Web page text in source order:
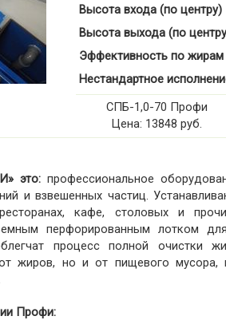
Высота входа (по центру)
Высота выхода (по
Эффективность по жирам
Нестандартное
СПБ-1,0-70 Профи
Цена: 13848 руб.
это: профессиональное
и взвешенных частиц.
кафе, столовых и
перфорированным лотком
процесс полной очистки
жиров, но и от пищевого мусора,
Профи: